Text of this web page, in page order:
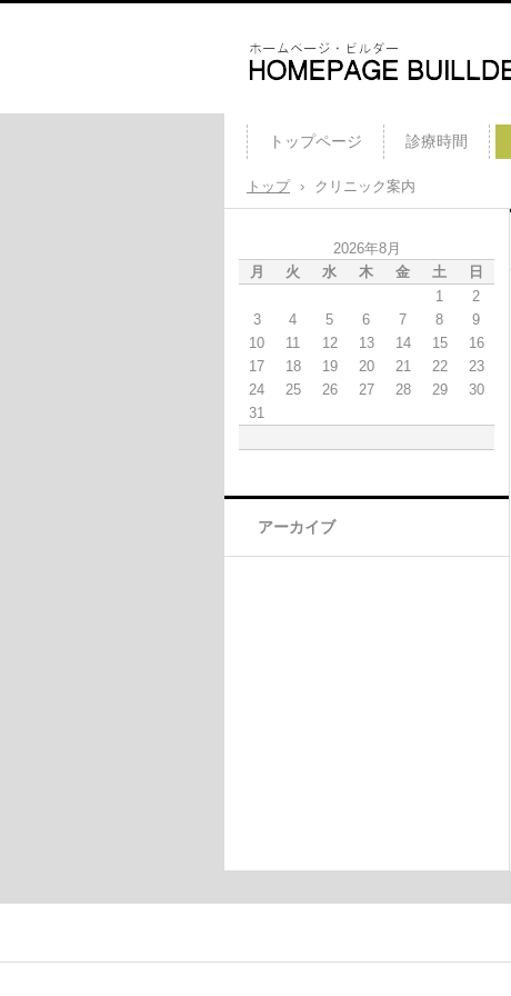
トップページ 診療時間
トップ › クリニック案内
2026年8月
月
火 水 木 金 土
日
1
2
3
4 5 6 7 8
9
10
11 12 13 14 15
16
17
18 19 20 21 22
23
24
25 26 27 28 29
30
31
アーカイブ